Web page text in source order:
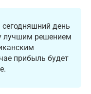
день
лучшим решением
прибыль будет